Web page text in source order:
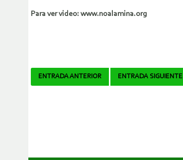
Para ver video: www.noalamina.org
Navegador
ENTRADA ANTERIOR ENTRADA SIGUIENTE